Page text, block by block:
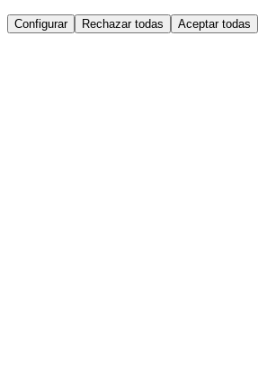
Configurar Rechazar todas Aceptar todas